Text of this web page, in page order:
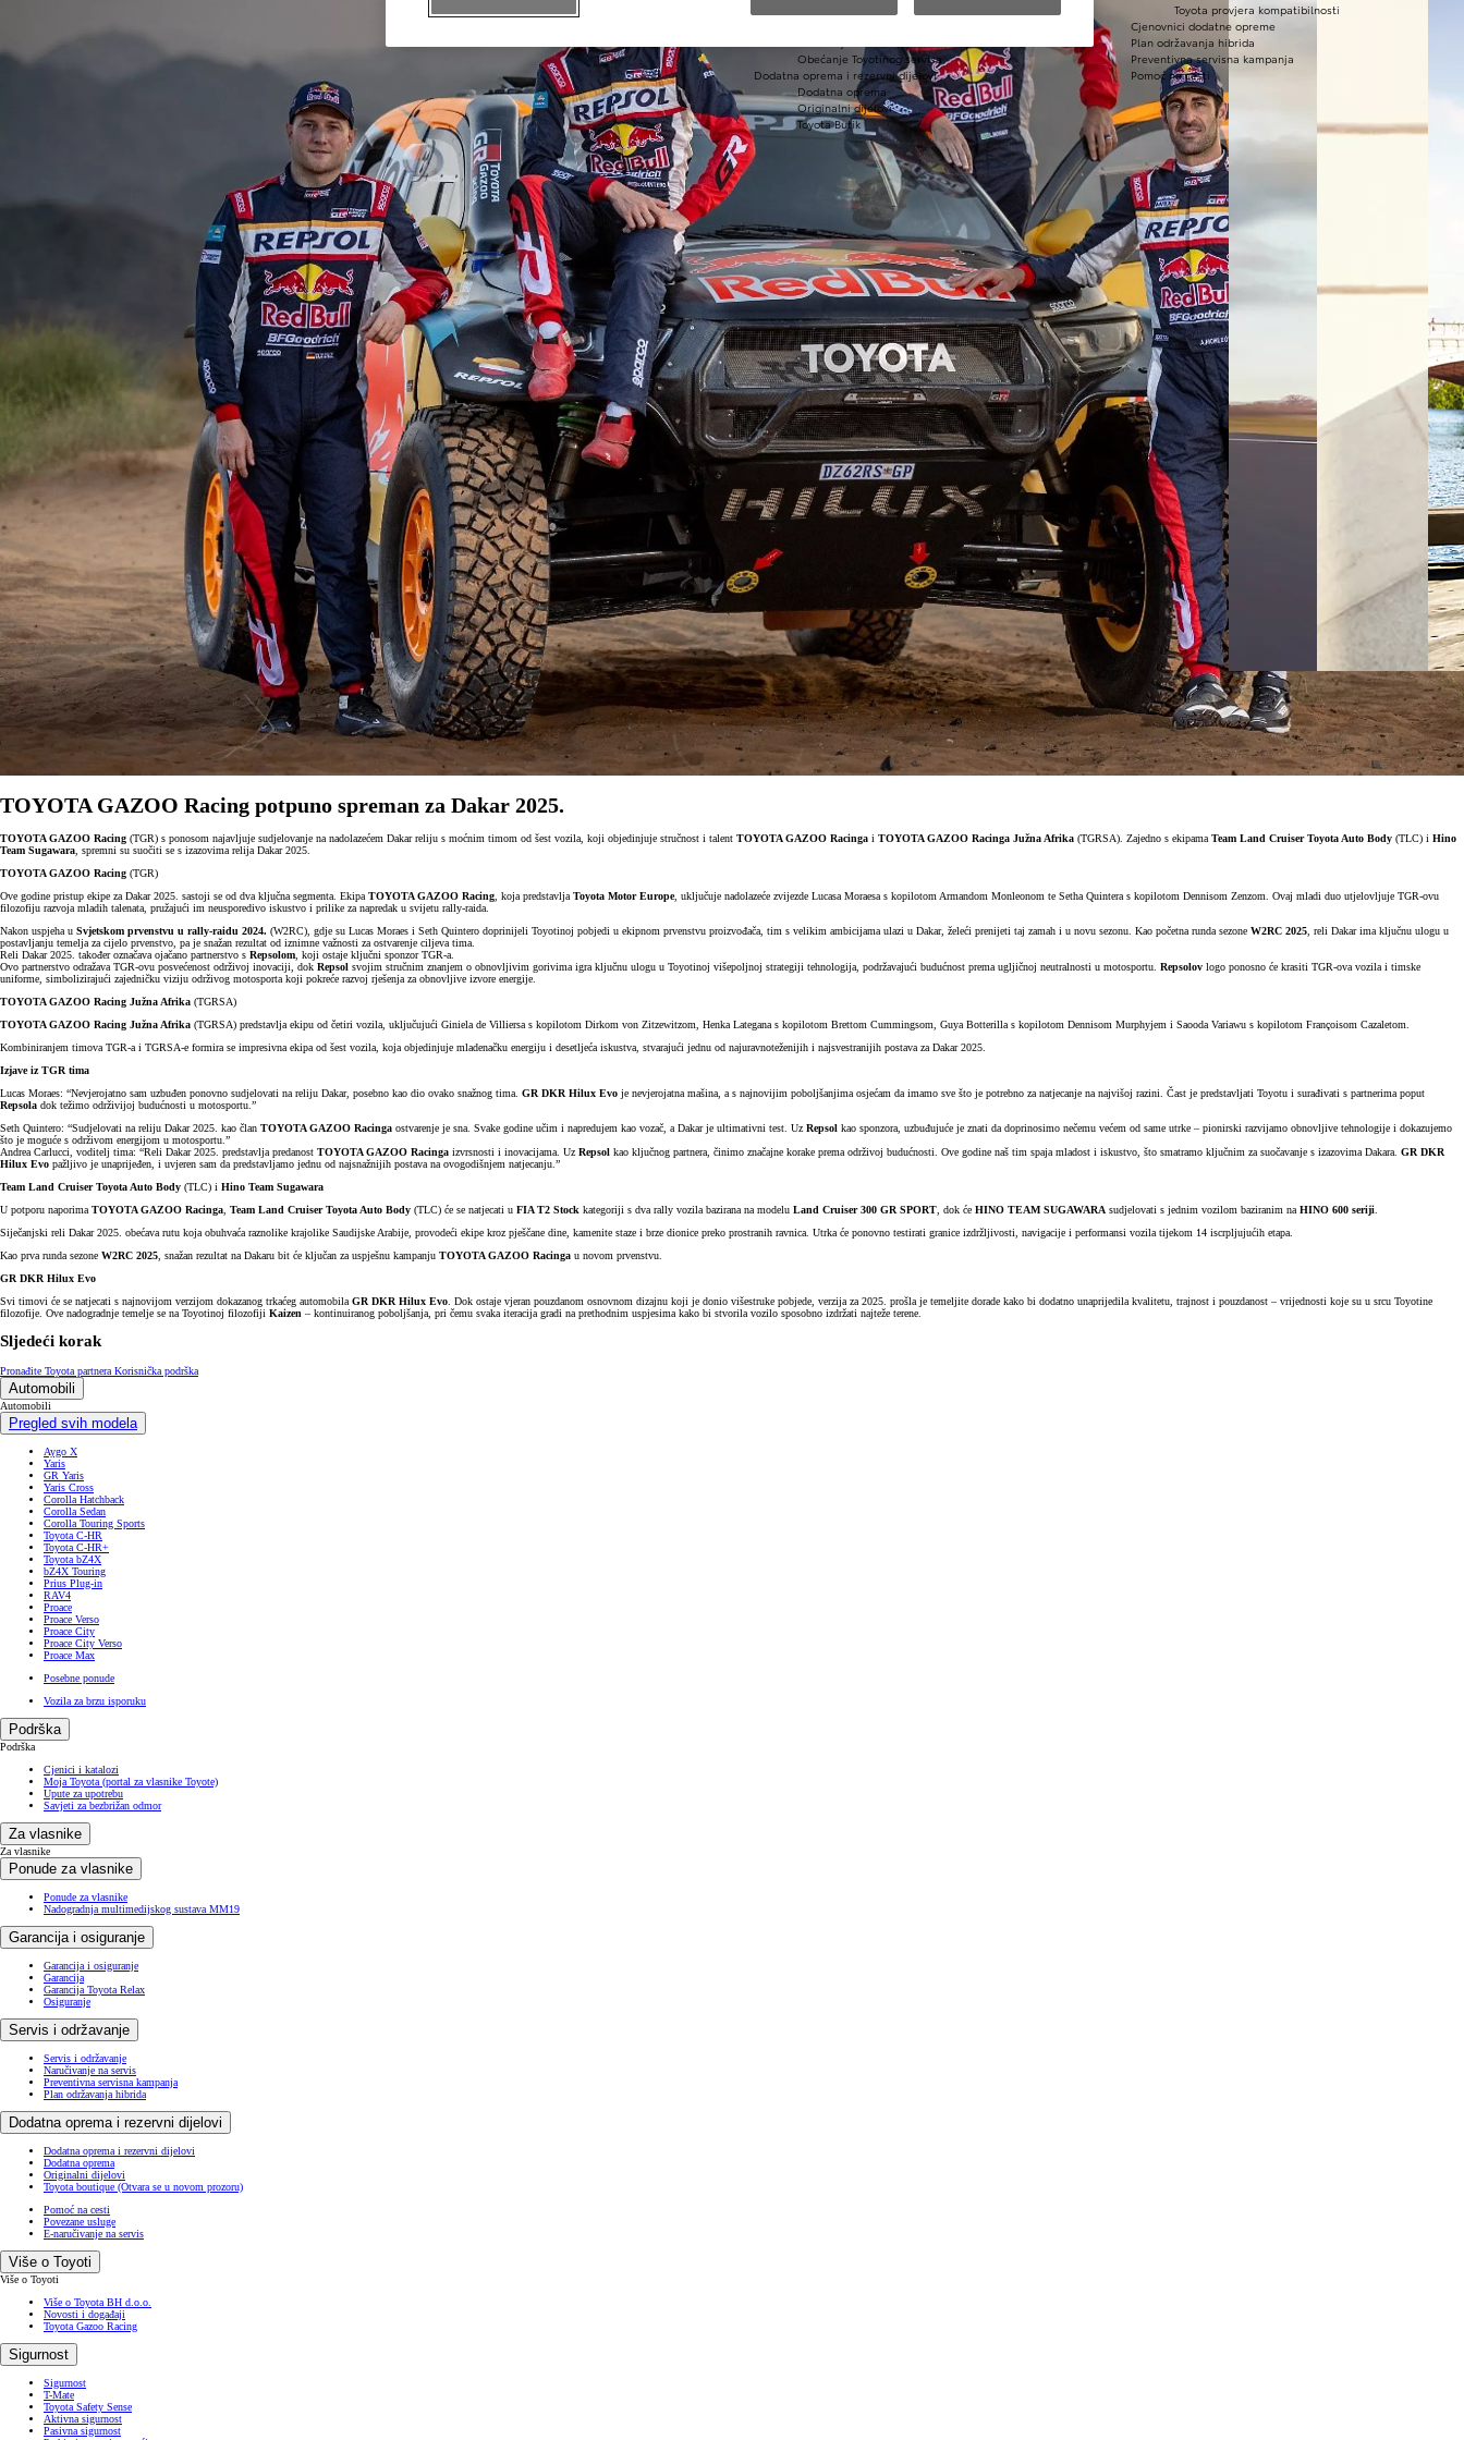
Saznajte više o elektrificiranim vozilima
Obećanje Toyotinog servisa
Dodatna oprema i rezervni dijelovi
Dodatna oprema
Originalni dijelovi
Toyota Butik
Toyota provjera kompatibilnosti
Cjenovnici dodatne opreme
Plan održavanja hibrida
Preventivna servisna kampanja
Pomoć na cesti
TOYOTA GAZOO Racing potpuno spreman za Dakar 2025.
TOYOTA GAZOO Racing (TGR) s ponosom najavljuje sudjelovanje na nadolazećem Dakar reliju s moćnim timom od šest vozila, koji objedinjuje stručnost i talent TOYOTA GAZOO Racinga i TOYOTA GAZOO Racinga Južna Afrika (TGRSA). Zajedno s ekipama Team Land Cruiser Toyota Auto Body (TLC) i Hino
Team Sugawara , spremni su suočiti se s izazovima relija Dakar 2025.
TOYOTA GAZOO Racing (TGR)
Ove godine pristup ekipe za Dakar 2025. sastoji se od dva ključna segmenta. Ekipa TOYOTA GAZOO Racing , koja predstavlja Toyota Motor Europe, uključuje nadolazeće zvijezde Lucasa Moraesa s kopilotom Armandom Monleonom te Setha Quintera s kopilotom Dennisom Zenzom. Ovaj mladi duo utjelovljuje TGR-ovu
filozofiju razvoja mladih talenata, pružajući im neusporedivo iskustvo i prilike za napredak u svijetu rally-raida.
Nakon uspjeha u Svjetskom prvenstvu u rally-raidu 2024. (W2RC), gdje su Lucas Moraes i Seth Quintero doprinijeli Toyotinoj pobjedi u ekipnom prvenstvu proizvođača, tim s velikim ambicijama ulazi u Dakar, želeći prenijeti taj zamah i u novu sezonu. Kao početna runda sezone W2RC 2025 , reli Dakar ima ključnu ulogu u
postavljanju temelja za cijelo prvenstvo, pa je snažan rezultat od iznimne važnosti za ostvarenje ciljeva tima.
Reli Dakar 2025. također označava ojačano partnerstvo s Repsolom , koji ostaje ključni sponzor TGR-a.
Ovo partnerstvo odražava TGR-ovu posvećenost održivoj inovaciji, dok Repsol svojim stručnim znanjem o obnovljivim gorivima igra ključnu ulogu u Toyotinoj višepoljnoj strategiji tehnologija, podržavajući budućnost prema ugljičnoj neutralnosti u motosportu. Repsolov logo ponosno će krasiti TGR-ova vozila i timske
uniforme, simbolizirajući zajedničku viziju održivog motosporta koji pokreće razvoj rješenja za obnovljive izvore energije.
TOYOTA GAZOO Racing Južna Afrika (TGRSA)
TOYOTA GAZOO Racing Južna Afrika (TGRSA) predstavlja ekipu od četiri vozila, uključujući Giniela de Villiersa s kopilotom Dirkom von Zitzewitzom, Henka Lategana s kopilotom Brettom Cummingsom, Guya Botterilla s kopilotom Dennisom Murphyjem i Saooda Variawu s kopilotom Françoisom Cazaletom.
Kombiniranjem timova TGR-a i TGRSA-e formira se impresivna ekipa od šest vozila, koja objedinjuje mladenačku energiju i desetljeća iskustva, stvarajući jednu od najuravnoteženijih i najsvestranijih postava za Dakar 2025.
Izjave iz TGR tima
Lucas Moraes: “Nevjerojatno sam uzbuđen ponovno sudjelovati na reliju Dakar, posebno kao dio ovako snažnog tima. GR DKR Hilux Evo je nevjerojatna mašina, a s najnovijim poboljšanjima osjećam da imamo sve što je potrebno za natjecanje na najvišoj razini. Čast je predstavljati Toyotu i surađivati s partnerima poput
Repsola dok težimo održivijoj budućnosti u motosportu.”
Seth Quintero: “Sudjelovati na reliju Dakar 2025. kao član TOYOTA GAZOO Racinga ostvarenje je sna. Svake godine učim i napredujem kao vozač, a Dakar je ultimativni test. Uz Repsol kao sponzora, uzbuđujuće je znati da doprinosimo nečemu većem od same utrke – pionirski razvijamo obnovljive tehnologije i dokazujemo
što je moguće s održivom energijom u motosportu.”
Andrea Carlucci, voditelj tima: “Reli Dakar 2025. predstavlja predanost TOYOTA GAZOO Racinga izvrsnosti i inovacijama. Uz Repsol kao ključnog partnera, činimo značajne korake prema održivoj budućnosti. Ove godine naš tim spaja mladost i iskustvo, što smatramo ključnim za suočavanje s izazovima Dakara. GR DKR
Hilux Evo pažljivo je unaprijeđen, i uvjeren sam da predstavljamo jednu od najsnažnijih postava na ovogodišnjem natjecanju.”
Team Land Cruiser Toyota Auto Body (TLC) i Hino Team Sugawara
U potporu naporima TOYOTA GAZOO Racinga Team Land Cruiser Toyota Auto Body (TLC) će se natjecati u FIA T2 Stock kategoriji s dva rally vozila bazirana na modelu Land Cruiser 300 GR SPORT , dok će HINO TEAM SUGAWARA sudjelovati s jednim vozilom baziranim na HINO 600 seriji
Siječanjski reli Dakar 2025. obećava rutu koja obuhvaća raznolike krajolike Saudijske Arabije, provodeći ekipe kroz pješčane dine, kamenite staze i brze dionice preko prostranih ravnica. Utrka će ponovno testirati granice izdržljivosti, navigacije i performansi vozila tijekom 14 iscrpljujućih etapa.
Kao prva runda sezone W2RC 2025 , snažan rezultat na Dakaru bit će ključan za uspješnu kampanju TOYOTA GAZOO Racinga u novom prvenstvu.
GR DKR Hilux Evo
Svi timovi će se natjecati s najnovijom verzijom dokazanog trkaćeg automobila GR DKR Hilux Evo . Dok ostaje vjeran pouzdanom osnovnom dizajnu koji je donio višestruke pobjede, verzija za 2025. prošla je temeljite dorade kako bi dodatno unaprijedila kvalitetu, trajnost i pouzdanost – vrijednosti koje su u srcu Toyotine
filozofije. Ove nadogradnje temelje se na Toyotinoj filozofiji Kaizen – kontinuiranog poboljšanja, pri čemu svaka iteracija gradi na prethodnim uspjesima kako bi stvorila vozilo sposobno izdržati najteže terene.
Sljedeći korak
Pronađite Toyota partnera Korisnička podrška
Automobili
Automobili
Pregled svih modela
Aygo X
Yaris
GR Yaris
Yaris Cross
Corolla Hatchback
Corolla Sedan
Corolla Touring Sports
Toyota C-HR
Toyota C-HR+
Toyota bZ4X
bZ4X Touring
Prius Plug-in
RAV4
Proace
Proace Verso
Proace City
Proace City Verso
Proace Max
Posebne ponude
Vozila za brzu isporuku
Podrška
Podrška
Cjenici i katalozi
Moja Toyota (portal za vlasnike Toyote)
Upute za upotrebu
Savjeti za bezbrižan odmor
Za vlasnike
Za vlasnike
Ponude za vlasnike
Ponude za vlasnike
Nadogradnja multimedijskog sustava MM19
Garancija i osiguranje
Garancija i osiguranje
Garancija
Garancija Toyota Relax
Osiguranje
Servis i održavanje
Servis i održavanje
Naručivanje na servis
Preventivna servisna kampanja
Plan održavanja hibrida
Dodatna oprema i rezervni dijelovi
Dodatna oprema i rezervni dijelovi
Dodatna oprema
Originalni dijelovi
Toyota boutique (Otvara se u novom prozoru)
Pomoć na cesti
Povezane usluge
E-naručivanje na servis
Više o Toyoti
Više o Toyoti
Više o Toyota BH d.o.o.
Novosti i događaji
Toyota Gazoo Racing
Sigurnost
Sigurnost
T-Mate
Toyota Safety Sense
Aktivna sigurnost
Pasivna sigurnost